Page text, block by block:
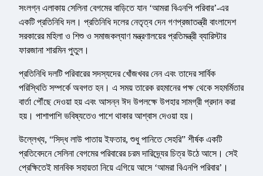
সংলগ্ন এলাকায় সেলিনা বেগমের বাড়িতে যান ‘আমরা বিএনপি পরিবার’-এর
একটি প্রতিনিধি দল। প্রতিনিধি দলের নেতৃত্ব দেন গণপ্রজাতন্ত্রী বাংলাদেশ
সরকারের মহিলা ও শিশু ও সমাজকল্যাণ মন্ত্রণালয়ের প্রতিমন্ত্রী ব্যারিস্টার
ফারজানা শারমিন পুতুল।
প্রতিনিধি দলটি পরিবারের সদস্যদের খোঁজখবর নেন এবং তাদের সার্বিক
পরিস্থিতি সম্পর্কে অবগত হন। এ সময় তারেক রহমানের পক্ষ থেকে সহমর্মিতার
বার্তা পৌঁছে দেওয়া হয় এবং আসন্ন ঈদ উপলক্ষে উপহার সামগ্রী প্রদান করা
হয়। পাশাপাশি ভবিষ্যতেও পাশে থাকার আশ্বাস দেওয়া হয়।
উল্লেখ্য, “সিদ্ধ লাউ পাতায় ইফতার, শুধু পানিতে সেহরি” শীর্ষক একটি
প্রতিবেদনে সেলিনা বেগমের পরিবারের চরম দারিদ্র্যের চিত্র উঠে আসে। সেই
প্রেক্ষিতেই মানবিক সহায়তা নিয়ে এগিয়ে আসে ‘আমরা বিএনপি পরিবার’।